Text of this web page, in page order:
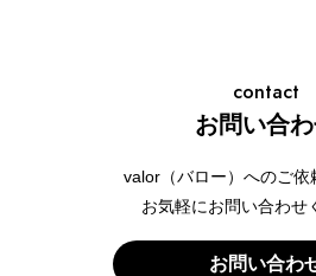
contact
お問い合
valor（バロー）へのご依
お気軽にお問い合わせ
お問い合わ